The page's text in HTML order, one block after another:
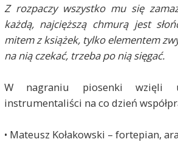
Z rozpaczy wszystko mu się
każdą, najcięższą chmurą jest
mitem z książek, tylko elementem
na nią czekać, trzeba po nią sięgać.
W nagraniu piosenki wzięli
instrumentaliści na co dzień
• Mateusz Kołakowski – fortepian,